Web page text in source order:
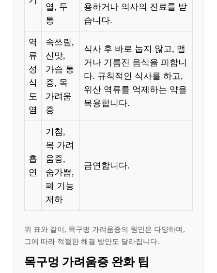
열, 두
통
용하거나 의사의 진료를 받
습니다.
역
류
성
식
도
염
속쓰림,
신맛,
가슴 통
증, 목
가려움
증
식사 후 바로 눕지 않고, 맵
거나 기름진 음식을 피합니
다. 규칙적인 식사를 하고,
위산 역류를 억제하는 약을
복용합니다.
흡
연
기침,
목 가려
움증,
숨가쁨,
폐 기능
저하
금연합니다.
위 표와 같이, 목구멍 가려움증의 원인은 다양하며,
그에 따라 적절한 해결 방안도 달라집니다.
목구멍 가려움증 완화 팁